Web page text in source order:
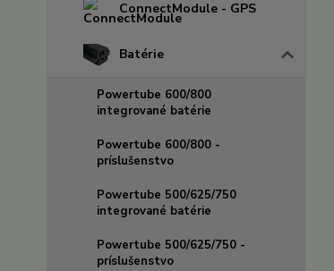
ConnectModule - GPS
Batérie
Powertube 600/800
integrované batérie
Powertube 600/800 -
príslušenstvo
Powertube 500/625/750
integrované batérie
Powertube 500/625/750 -
príslušenstvo